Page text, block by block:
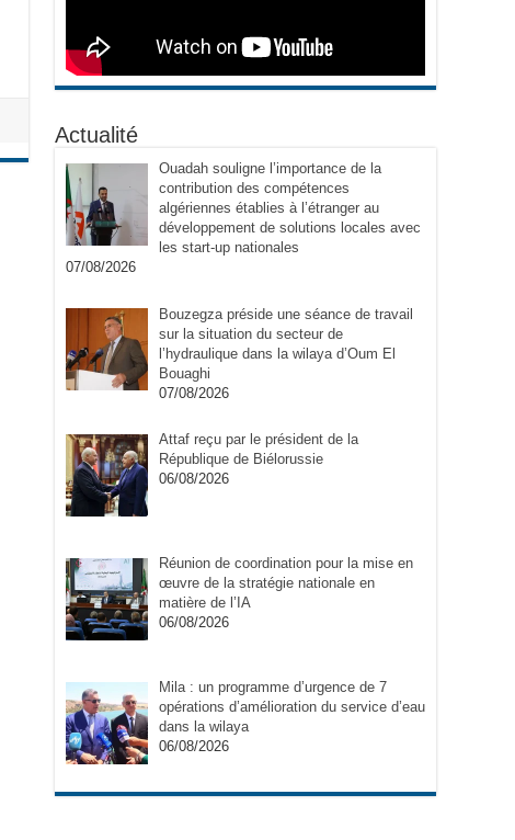
Actualité
Ouadah souligne l’importance de la
contribution des compétences
algériennes établies à l’étranger au
développement de solutions locales avec
les start-up nationales
07/08/2026
Bouzegza préside une séance de travail
sur la situation du secteur de
l’hydraulique dans la wilaya d’Oum El
Bouaghi
07/08/2026
Attaf reçu par le président de la
République de Biélorussie
06/08/2026
Réunion de coordination pour la mise en
œuvre de la stratégie nationale en
matière de l’IA
06/08/2026
Mila : un programme d’urgence de 7
opérations d’amélioration du service d’eau
dans la wilaya
06/08/2026